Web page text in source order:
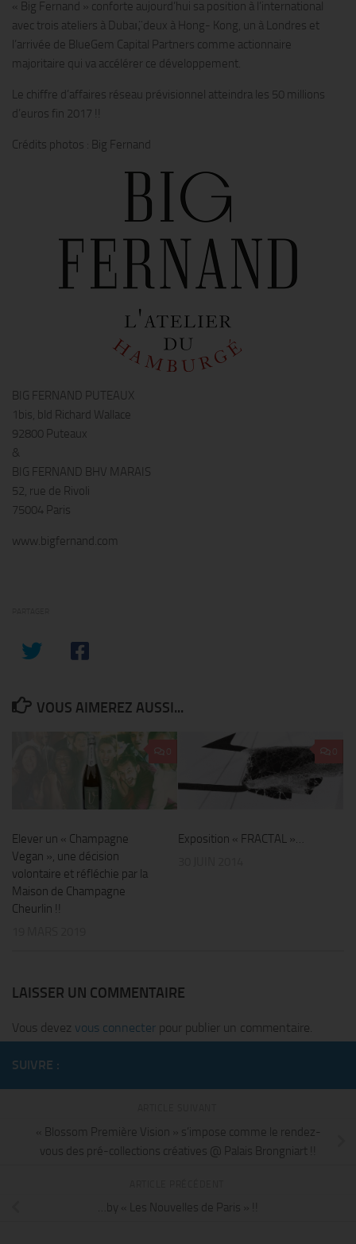
« Big Fernand » conforte aujourd’hui sa position à l’international
avec trois ateliers à Dubaı,̈ deux à Hong- Kong, un à Londres et
l’arrivée de BlueGem Capital Partners comme actionnaire
majoritaire qui va accélérer ce développement.
Le chiffre d’affaires réseau prévisionnel atteindra les 50 millions
d’euros fin 2017 !!
Crédits photos : Big Fernand
BIG FERNAND PUTEAUX
1bis, bld Richard Wallace
92800 Puteaux
&
BIG FERNAND BHV MARAIS
52, rue de Rivoli
75004 Paris
www.bigfernand.com
VOUS AIMEREZ AUSSI...
Elever un « Champagne
Vegan », une décision
volontaire et réfléchie par la
Maison de Champagne
Cheurlin !!
Exposition « FRACTAL »…
LAISSER UN COMMENTAIRE
Vous devez vous connecter pour publier un commentaire.
SUIVRE :
« Blossom Première Vision » s’impose comme le rendez-
vous des pré-collections créatives @ Palais Brongniart !!
…by « Les Nouvelles de Paris » !!